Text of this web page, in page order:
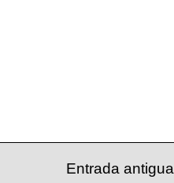
Entrada antigua